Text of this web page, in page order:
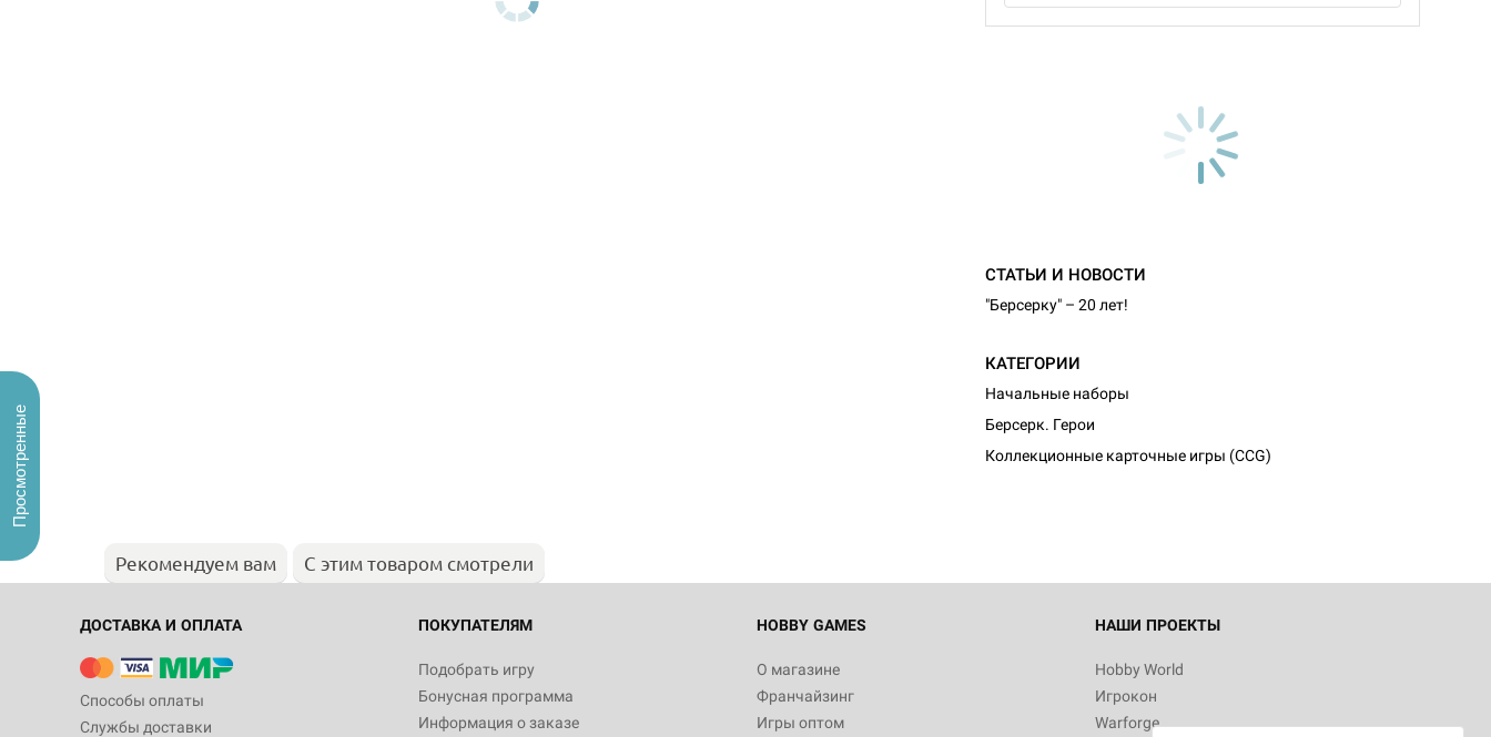
СТАТЬИ И НОВОСТИ
"Берсерку" – 20 лет!
КАТЕГОРИИ
Начальные наборы
Берсерк. Герои
Коллекционные карточные игры (CCG)
Рекомендуем вам С этим товаром смотрели
ДОСТАВКА И ОПЛАТА
Способы оплаты
Службы доставки
ПОКУПАТЕЛЯМ
Подобрать игру
Бонусная программа
Информация о заказе
HOBBY GAMES
О магазине
Франчайзинг
Игры оптом
НАШИ ПРОЕКТЫ
Hobby World
Игрокон
Warforge
Просмотренные
Настольная игра Hobby World Монстры
Белая смерть
12 990
Настольная игра Hobby World Ужас